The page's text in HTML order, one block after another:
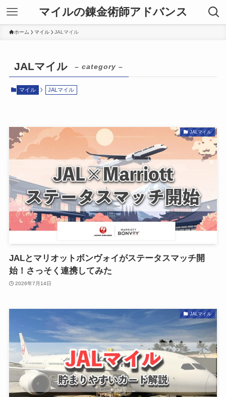
マイルの錬金術師アドバンス
ホーム マイル JALマイル
JALマイル – category –
マイル JALマイル
JALマイル
JALとマリオットボンヴォイがステータスマッチ開
始！さっそく連携してみた
2026年7月14日
JALマイル